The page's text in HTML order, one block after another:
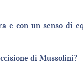
e con un senso di
di Mussolini?